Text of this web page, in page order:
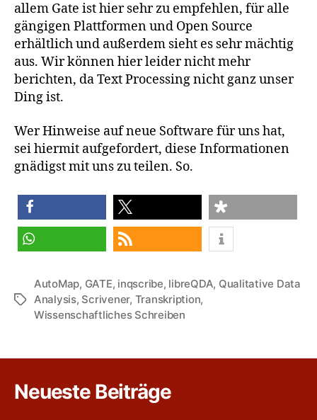
allem Gate ist hier sehr zu empfehlen, für alle
gängigen Plattformen und Open Source
erhältlich und außerdem sieht es sehr mächtig
aus. Wir können hier leider nicht mehr
berichten, da Text Processing nicht ganz unser
Ding ist.
Wer Hinweise aufneue Software für uns hat,
sei hiermit aufgefordert, diese Informationen
gnädigstmit uns zu teilen. So.
teilen teilen teilen
Schlagwörter
AutoMap, GATE, inqscribe, libreQDA, Qualitative Data
Analysis, Scrivener, Transkription,
Wissenschaftliches Schreiben
Neueste Beiträge